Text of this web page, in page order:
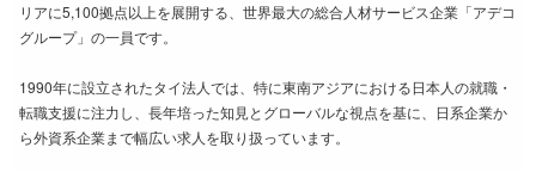
リアに5,100拠点以上を展開する、世界最大の総合人材サービス企業「アデコ
グループ」の一員です。
1990年に設立されたタイ法人では、特に東南アジアにおける日本人の就職・
転職支援に注力し、長年培った知見とグローバルな視点を基に、日系企業か
ら外資系企業まで幅広い求人を取り扱っています。